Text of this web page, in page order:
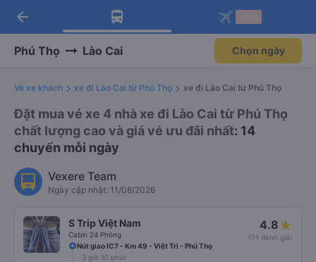
Tải app Vexere ngay!
Nhận ưu đãi thành viên độc
Mở app
Tải app Vexere
-30k/ghế khi đặt vé máy bay qua
Mở app
arrow_back
Phú Thọ Lào Cai Chọn ngày
Vé xe khách xe đi Lào Cai từ Phú Thọ xe đi Lào Cai từ Phú Thọ
Đặt mua vé xe 4 nhà xe đi Lào Cai từ Phú Thọ
chất lượng cao và giá vé ưu đãi nhất: 14
chuyến mỗi ngày
Vexere Team
Ngày cập nhật: 11/08/2026
S Trip Việt Nam
Cabin 24 Phòng
4.8
(71 đánh giá)
Nút giao IC7 - Km 49 - Việt Trì - Phú Thọ
3 giờ 30 phút